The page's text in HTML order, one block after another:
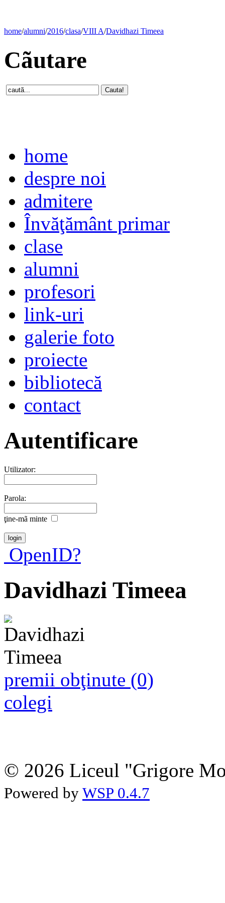
home/alumni/2016/clasa/VIII A/Davidhazi Timeea
Cãutare
home
despre noi
admitere
Învăţământ primar
clase
alumni
profesori
link-uri
galerie foto
proiecte
bibliotecă
contact
Autentificare
Utilizator:
Parola:
ţine-mã minte
OpenID?
Davidhazi Timeea
premii obţinute (0)
colegi
© 2026 Liceul "Grigore
Powered by WSP 0.4.7